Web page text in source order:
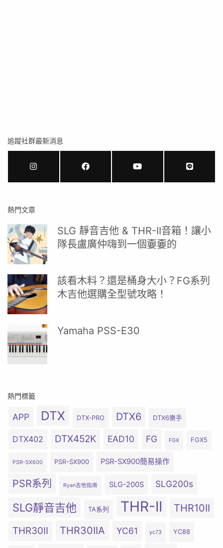
追蹤社群最新消息
熱門文章
SLG 靜音吉他 & THR-II音箱！讓小
隊長盧廣仲嗨到一個嫑嫑的
該看木料？還是桶身大小？FG系列
木吉他選購全型號攻略！
Yamaha PSS-E30
熱門標籤
APP DTX DTX-PRO DTX6 DTX6樂手
DTX402 DTX452K EAD10 FG FGX FGX5
PSR-SX600 PSR-SX900 PSR-SX900簡易操作
PSR系列 Ryan吉他指南 SLG-200S SLG200s
SLG靜音吉他 TA系列 THR-II THR10II
THR30II THR30IIA YC61 yc73 YC88